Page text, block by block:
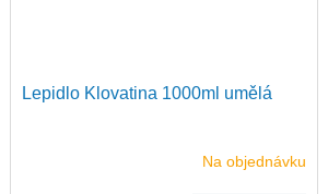
Lepidlo Klovatina 1000ml umělá
Na objednávku